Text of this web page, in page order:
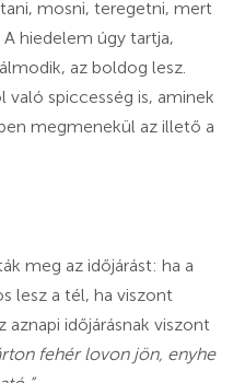
mosni, teregetni, mert
hiedelem úgy tartja,
az boldog lesz.
spiccesség is, aminek
megmenekül az illető a
meg az időjárást: ha a
lesz a tél, ha viszont
aznapi időjárásnak viszont
fehér lovon jön, enyhe